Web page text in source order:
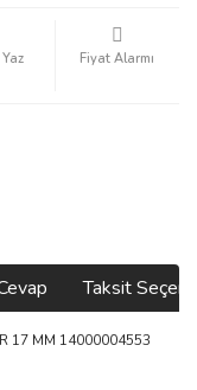
Fiyat Alarmı
Taksit
17 MM 14000004553